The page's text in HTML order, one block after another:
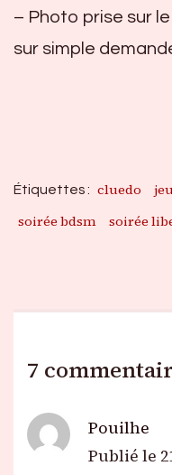
– Photo prise sur
sur simple
Étiquettes : cluedo
soirée bdsm
soirée
7
Pouilhe
Publié le